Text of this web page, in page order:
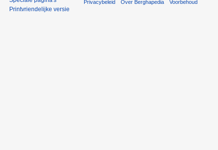
Printvriendelijke versie
Privacybeleid Over Berghapedia Voorbehoud